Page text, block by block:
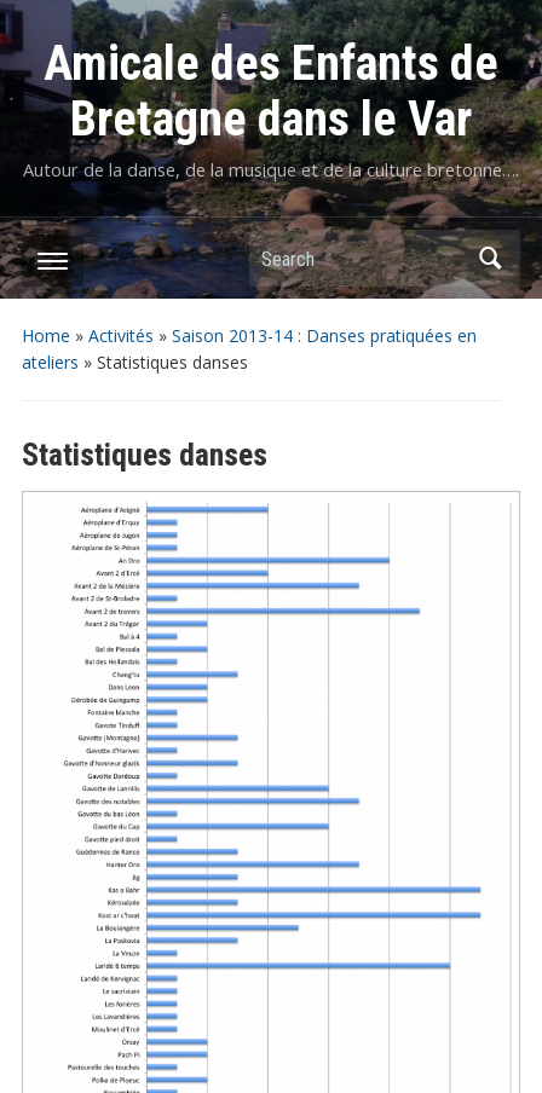
Amicale des Enfants de
Bretagne dans le Var
Autour de la danse, de la musique et de la culture bretonne….
Home » Activités » Saison 2013-14 : Danses pratiquées en
ateliers » Statistiques danses
Statistiques danses